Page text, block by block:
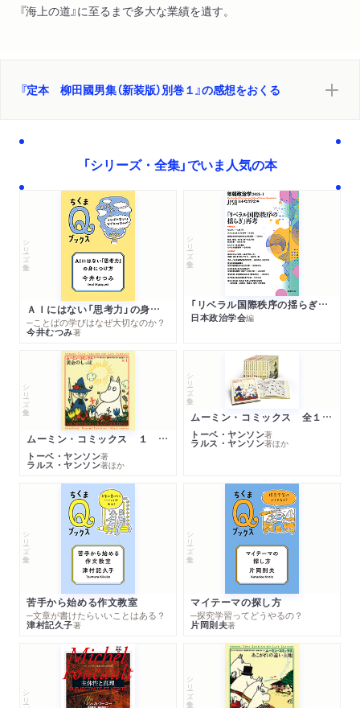
『海上の道』に至るまで多大な業績を遺す。
『定本 柳田國男集（新装版）別巻１』の感想をおくる
「シリーズ・全集」でいま人気の本
シリーズ・全集
ＡＩにはない「思考力」の身につけ方
─ことばの学びはなぜ大切なのか？
今井むつみ著
シリーズ・全集
「リベラル国際秩序の揺らぎ」再考 年報政治学２０２６‐Ⅰ
日本政治学会編
シリーズ・全集
ムーミン・コミックス １ 黄金のしっぽ
トーベ・ヤンソン著
ラルス・ヤンソン著ほか
シリーズ・全集
ムーミン・コミックス 全１４巻セット
トーベ・ヤンソン著
ラルス・ヤンソン著ほか
シリーズ・全集
苦手から始める作文教室
─文章が書けたらいいことはある？
津村記久子著
シリーズ・全集
マイテーマの探し方
─探究学習ってどうやるの？
片岡則夫著
シリーズ・全集
シリーズ・全集